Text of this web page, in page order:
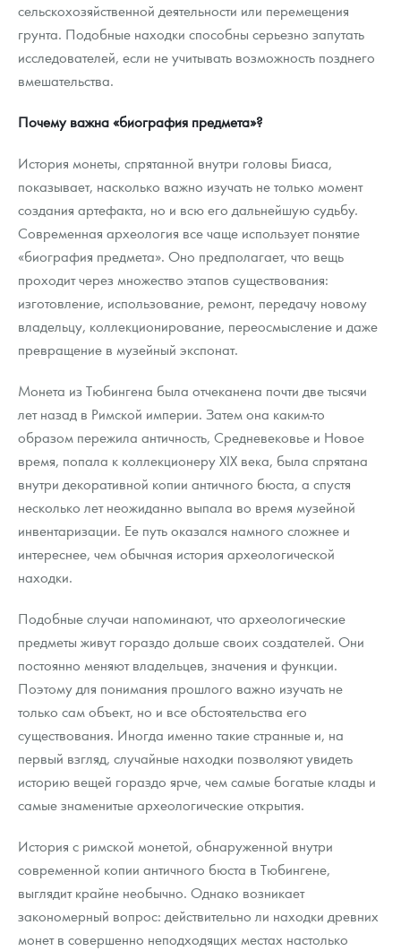
сельскохозяйственной деятельности или перемещения
грунта. Подобные находки способны серьезно запутать
исследователей, если не учитывать возможность позднего
вмешательства.
Почему важна «биография предмета»?
История монеты, спрятанной внутри головы Биаса,
показывает, насколько важно изучать не только момент
создания артефакта, но и всю его дальнейшую судьбу.
Современная археология все чаще использует понятие
«биография предмета». Оно предполагает, что вещь
проходит через множество этапов существования:
изготовление, использование, ремонт, передачу новому
владельцу, коллекционирование, переосмысление и даже
превращение в музейный экспонат.
Монета из Тюбингена была отчеканена почти две тысячи
лет назад в Римской империи. Затем она каким-то
образом пережила античность, Средневековье и Новое
время, попала к коллекционеру XIX века, была спрятана
внутри декоративной копии античного бюста, а спустя
несколько лет неожиданно выпала во время музейной
инвентаризации. Ее путь оказался намного сложнее и
интереснее, чем обычная история археологической
находки.
Подобные случаи напоминают, что археологические
предметы живут гораздо дольше своих создателей. Они
постоянно меняют владельцев, значения и функции.
Поэтому для понимания прошлого важно изучать не
только сам объект, но и все обстоятельства его
существования. Иногда именно такие странные и, на
первый взгляд, случайные находки позволяют увидеть
историю вещей гораздо ярче, чем самые богатые клады и
самые знаменитые археологические открытия.
История с римской монетой, обнаруженной внутри
современной копии античного бюста в Тюбингене,
выглядит крайне необычно. Однако возникает
закономерный вопрос: действительно ли находки древних
монет в совершенно неподходящих местах настолько